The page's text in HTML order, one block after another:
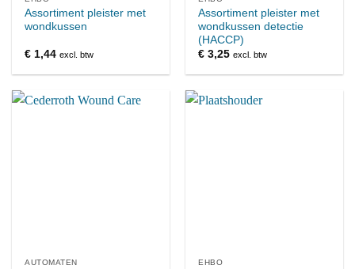
Assortiment pleister met
wondkussen
€ 1,44 excl. btw
Assortiment pleister met
wondkussen detectie
(HACCP)
€ 3,25 excl. btw
AUTOMATEN EHBO